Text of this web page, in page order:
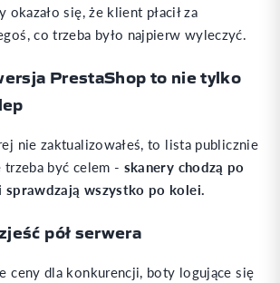
okazało się, że klient płacił za
co trzeba było najpierw wyleczyć.
PrestaShop to nie tylko
nie zaktualizowałeś, to lista publicznie
być celem - skanery chodzą po
sprawdzają wszystko po kolei.
pół serwera
ceny dla konkurencji, boty logujące się